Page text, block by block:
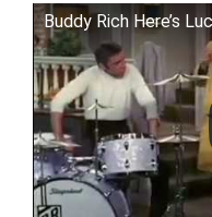
Buddy Rich Here’s